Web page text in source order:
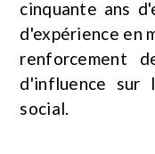
cinquante ans
d'expérience en
renforcement
d'influence sur
social.